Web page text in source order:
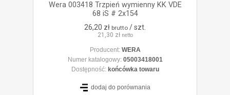
Wera 003418 Trzpień wymienny KK VDE
68 iS # 2x154
26,20 zł brutto / szt.
21,30 zł netto
Producent: WERA
Numer katalogowy: 05003418001
Dostępność: końcówka towaru
dodaj do porównania